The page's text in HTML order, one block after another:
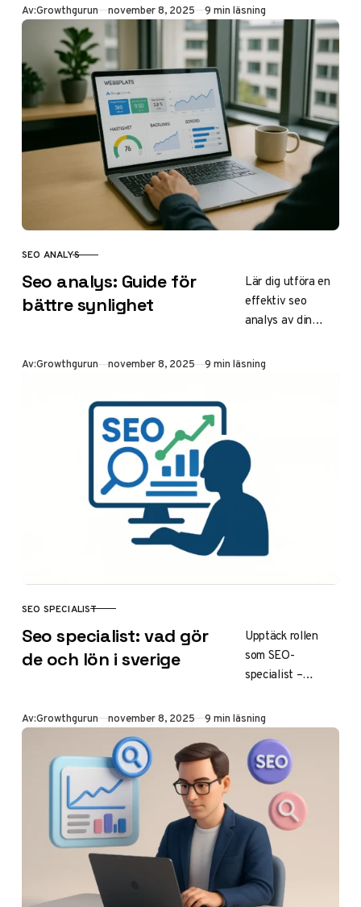
Console och
Analytics till
premium som
Ahrefs och
Semrush.
Optimera din
webbplats,
analysera sökord
och öka organisk
trafik med
datadrivna
insikter för
Av:Growthgurun Publicerad
november 8, 2025 9 min läsning
KATEGORI
SEO ANALYS
Seo analys: Guide för
bättre synlighet
Lär dig utföra en
effektiv seo
analys av din
Upptäck steg-för-
för teknisk, on-
page och off-page
SEO. Öka organisk
trafik upp till
200% med rätt
optimering för
Av:Growthgurun Publicerad
november 8, 2025 9 min läsning
KATEGORI
SEO SPECIALIST
Seo specialist: vad gör
de och lön i sverige
Upptäck rollen
som SEO-
specialist –
lön från 30 000–
70 000 kr,
karriärväg och hur
de driver
företagsväxt
genom ökad
synlighet i
Google. Få tips på
att anlita en i
Stockholm,
Av:Growthgurun Publicerad
november 8, 2025 9 min läsning